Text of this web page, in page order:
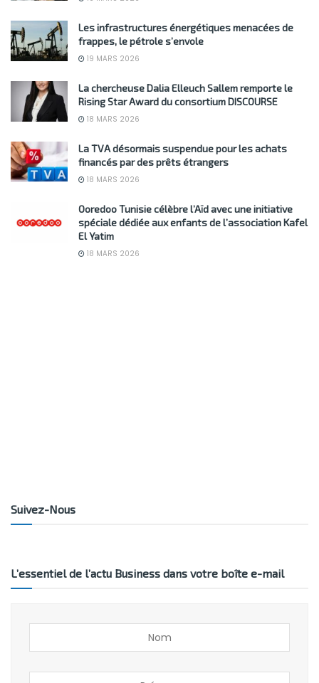
Les infrastructures énergétiques menacées de
frappes, le pétrole s’envole
19 MARS 2026
La chercheuse Dalia Elleuch Sallem remporte le
Rising Star Award du consortium DISCOURSE
18 MARS 2026
La TVA désormais suspendue pour les achats
financés par des prêts étrangers
18 MARS 2026
Ooredoo Tunisie célèbre l’Aïd avec une initiative
spéciale dédiée aux enfants de l’association Kafel
El Yatim
18 MARS 2026
Suivez-Nous
L’essentiel de l’actu Business dans votre boîte e-mail